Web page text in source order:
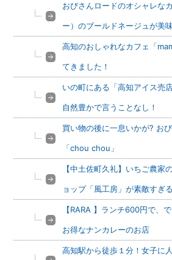
おびさんロードのオシャレな
ー）のブールドネージュが美
高知のおしゃれなカフェ「
てきました！
いの町にある「高知アイス売
自然豊かで言うことなし！
買い物の後に一息いかが? お
「chou chou」
【中土佐町久礼】いちご農
ョップ「風工房」が素敵すぎ
【RARA 】ランチ600円で、
お得なナンカレーのお店
高知駅から徒歩１分！女子に